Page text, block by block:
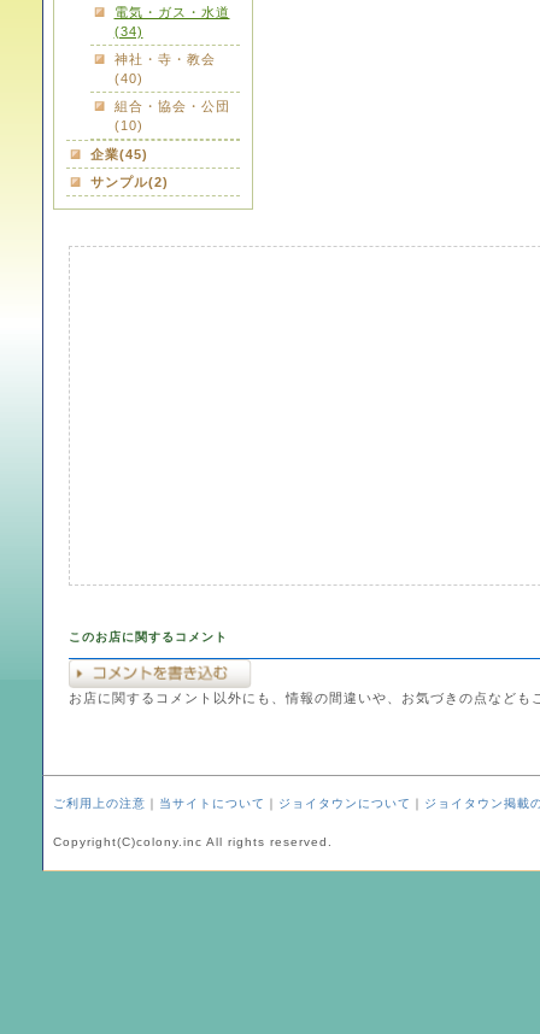
電気・ガス・水道
(34)
神社・寺・教会
(40)
組合・協会・公団
(10)
企業(45)
サンプル(2)
このお店に関するコメント
お店に関するコメント以外にも、情報の間違いや、お気づきの点なども
ご利用上の注意 ｜ 当サイトについて ｜ ジョイタウンについて ｜ ジョイタウン掲載
Copyright(C)colony.inc All rights reserved.